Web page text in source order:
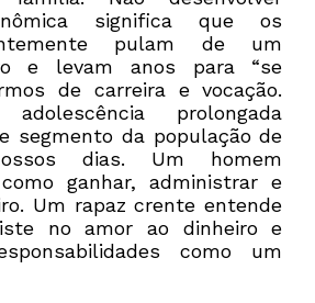
significa que os
pulam de um
e levam anos para “se
de carreira e vocação.
prolongada
segmento da população de
dias. Um homem
ganhar, administrar e
Um rapaz crente entende
no amor ao dinheiro e
como um